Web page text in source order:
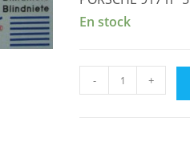
En stock
quantité
de
- +